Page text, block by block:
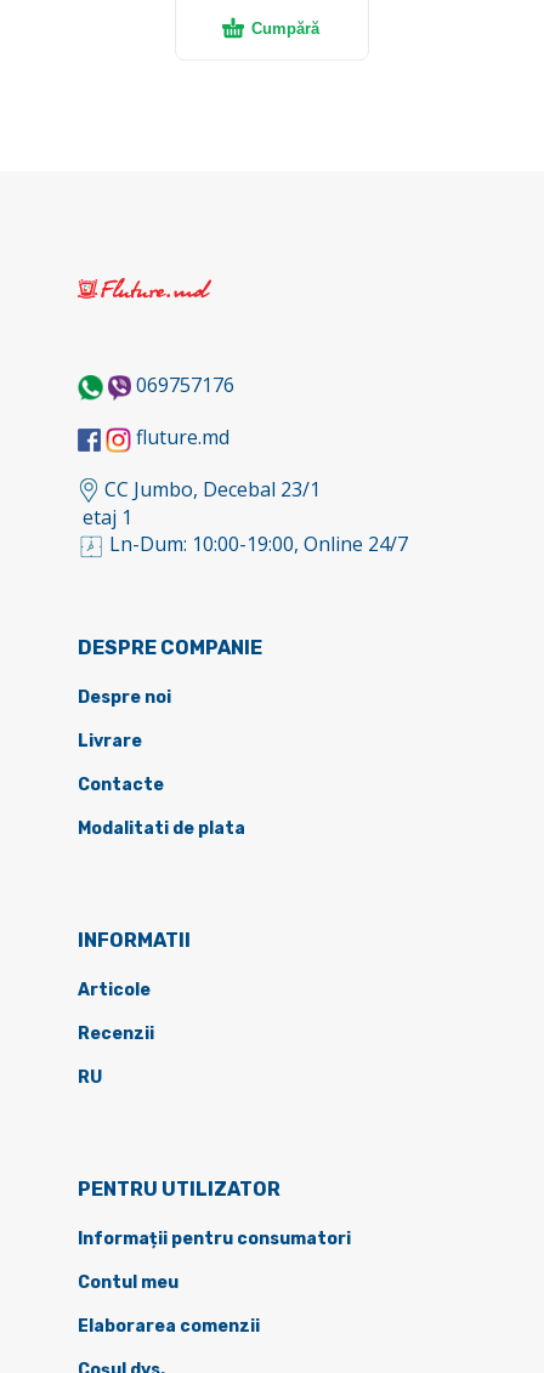
Cumpără
069757176
fluture.md
CC Jumbo, Decebal 23/1
etaj 1
Ln-Dum: 10:00-19:00, Online 24/7
DESPRE COMPANIE
Despre noi
Livrare
Contacte
Modalitati de plata
INFORMATII
Articole
Recenzii
RU
PENTRU UTILIZATOR
Informații pentru consumatori
Contul meu
Elaborarea comenzii